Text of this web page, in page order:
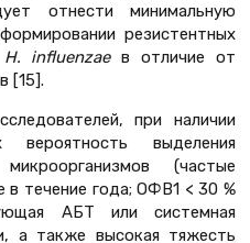
отнести минимальную
резистентных
H. influenzaeв отличие от
[15].
при наличии
вероятность выделения
микроорганизмов (частые
течение года; ОФВ1 < 30 %
АБТ или системная
а также высокая тяжесть